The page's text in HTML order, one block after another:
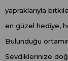
yapraklarıyla
en güzel hediye,
Bulunduğu
Sevdiklerinize